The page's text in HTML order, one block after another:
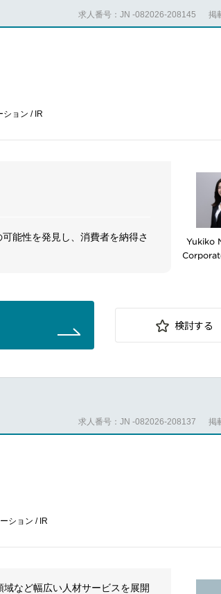
求人番号：JN -082026-208145 掲
ション / IR
能性を発見し、消費者を納得さ
る基礎知識を習得し、業務に活
にもたらす可能性を検討し、提案
るレポートの読み方を学び、業
Yukiko
検討する
求人番号：JN -082026-208137 掲
ション / IR
など幅広い人材サービスを展開